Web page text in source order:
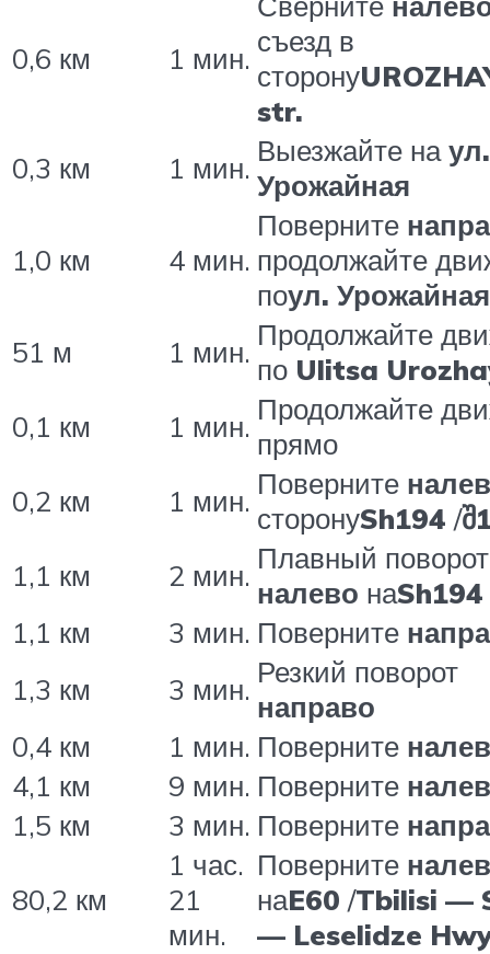
0,6 км 1 мин. съезд в
сторону
str.
0,3 км
1 мин. Выезжайте наул.
Урожайная
1,0 км 4 мин.
Поверните
продолжайте
поул. Урожайная
51 м
1 мин. Продолжайте
по Ulitsa
0,1 км
1 мин. Продолжайте
прямо
0,2 км
1 мин. Поверните
сторонуSh194 /
1,1 км
2 мин. Плавный поворот
налево наSh194
1,1 км
3 мин. Поверните
1,3 км
3 мин. Резкий поворот
направо
0,4 км
1 мин. Поверните
4,1 км
9 мин. Поверните
1,5 км
3 мин. Поверните
80,2 км
1 час.
21
мин.
Поверните
наE60 /Tbilisi —
— Leselidze